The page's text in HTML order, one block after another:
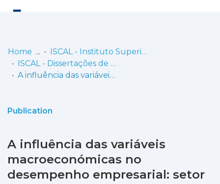
Communities
Statistics
Home
ISCAL - Instituto Superior de Contabilidade e Administração de Lisboa
ISCAL - Dissertações de Mestrado
A influência das variáveis macroeconómicas no desempenho empresarial: setor hoteleiro
Publication
A influência das variáveis
macroeconómicas no
desempenho empresarial: setor